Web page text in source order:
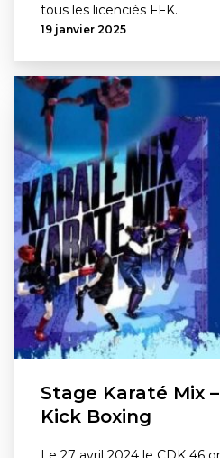
tous les licenciés FFK.
19 janvier 2025
Stage Karaté Mix
Kick Boxing